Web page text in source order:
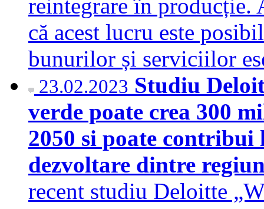
reintegrare în producție.
că acest lucru este
bunurilor și serviciilor
23.02.2023 Studiu
verde poate crea 300
2050 si poate
dezvoltare dintre
recent studiu Deloitte